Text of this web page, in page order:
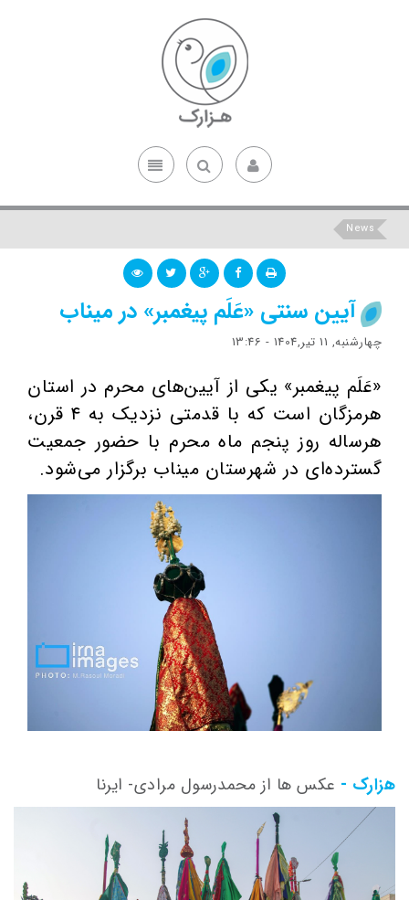
News
آیین سنتی «عَلَم پیغمبر» در میناب
چهارشنبه, 11 تیر,1404 - 13:46
«عَلَم پیغمبر» یکی از آیین‌های محرم در استان
هرمزگان است که با قدمتی نزدیک به ۴ قرن،
هرساله روز پنجم ماه محرم با حضور جمعیت
گسترده‌ای در شهرستان میناب برگزار می‌شود.
هزارک - عکس ها از محمدرسول مرادی- ایرنا